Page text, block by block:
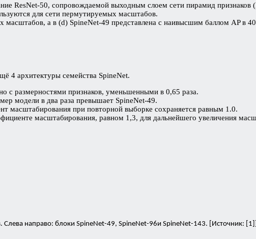
ResNet-50, сопровождаемой выходным слоем сети пирамид признаков
для сети пермутируемых масштабов.
масштабов, а в (d) SpineNet-49 представлена с наивысшим баллом AP в
4 архитектуры семейства SpineNet.
с размерностями признаков, уменьшенными в 0,65 раза.
модели в два раза превышает SpineNet-49.
масштабирования при повторной выборке сохраняется равным 1.0.
масштабирования, равном 1,3, для дальнейшего увеличения
направо: блоки SpineNet-49, SpineNet-96и SpineNet-143. [Источник: [1]]